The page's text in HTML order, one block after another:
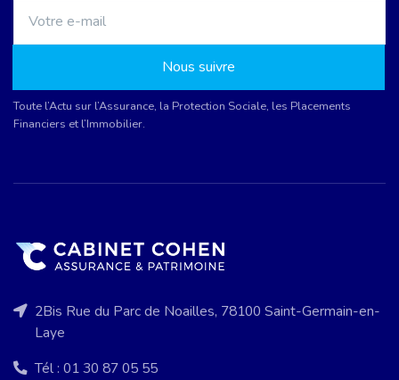
Nous suivre
Toute l’Actu sur l’Assurance, la Protection Sociale, les Placements
Financiers et l’Immobilier.
2Bis Rue du Parc de Noailles, 78100 Saint-Germain-en-
Laye
Tél : 01 30 87 05 55